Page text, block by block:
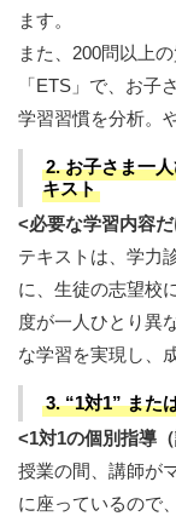
ます。
また、200問以上
「ETS」で、お子
学習習慣を分析。
2. お子さま一
キスト
<必要な学習内容
テキストは、学力
に、生徒の志望校
度が一人ひとり異
な学習を実現し、
3. “1対1” また
<1対1の個別指導
授業の間、講師が
に座っているので